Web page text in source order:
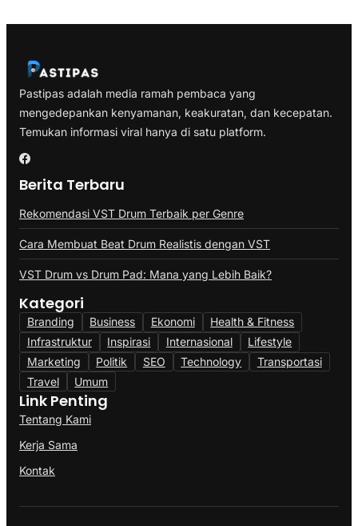
Pastipas adalah media ramah pembaca yang
mengedepankan kenyamanan, keakuratan, dan kecepatan.
Temukan informasi viral hanya di satu platform.
Berita Terbaru
Rekomendasi VST Drum Terbaik per Genre
Cara Membuat Beat Drum Realistis dengan VST
VST Drum vs Drum Pad: Mana yang Lebih Baik?
Kategori
Branding Business Ekonomi
Health & Fitness
Infrastruktur
Inspirasi Internasional
Lifestyle
Marketing
Politik SEO Technology
Transportasi
Travel
Umum
Link Penting
Tentang Kami
Kerja Sama
Kontak